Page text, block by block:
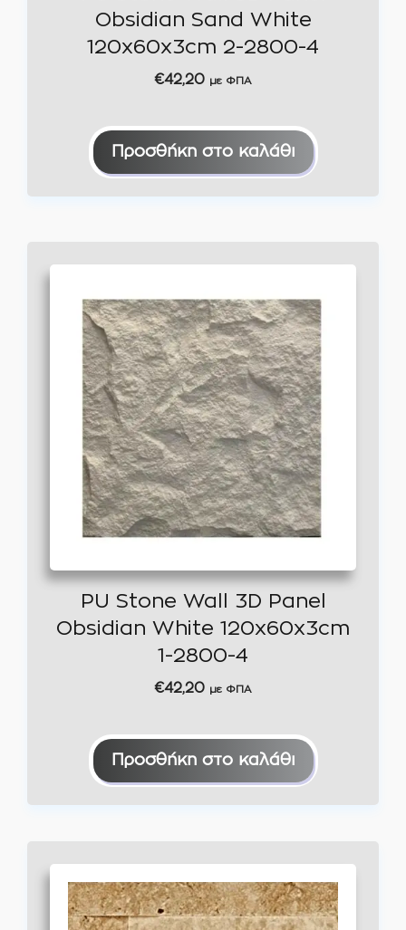
Obsidian Sand White
120x60x3cm 2-2800-4
€42,20 με ΦΠΑ
Προσθήκη στο καλάθι
PU Stone Wall 3D Panel
Obsidian White 120x60x3cm
1-2800-4
€42,20 με ΦΠΑ
Προσθήκη στο καλάθι